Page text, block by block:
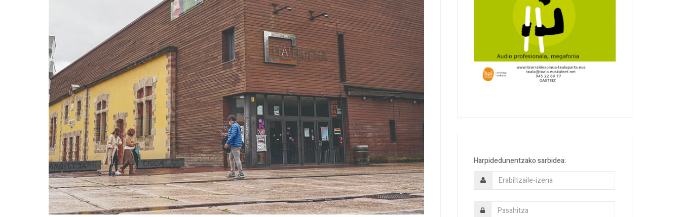
Harpidedunentzako sarbidea: